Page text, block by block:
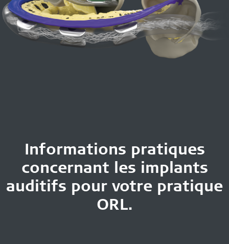
Informations pratiques
concernant les implants
auditifs pour votre pratique
ORL.